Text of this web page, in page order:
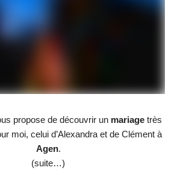
propose de découvrir un mariage très
moi, celui d’Alexandra et de Clément à
Agen.
(suite…)